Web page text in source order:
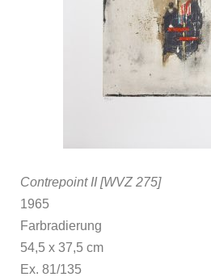
Contrepoint II [WVZ 275]
1965
Farbradierung
54,5 x 37,5 cm
Ex. 81/135